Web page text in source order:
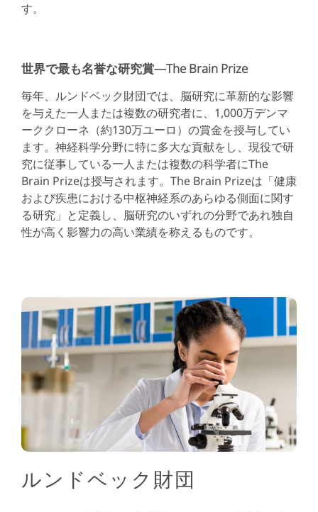
す。
世界で最も名誉な研究賞―The Brain Prize
毎年、ルンドベック財団では、脳研究に革新的な影響
を与えた一人または複数の研究者に、1,000万デンマ
ーククローネ（約130万ユーロ）の賞金を授与してい
ます。神経科学分野に特に多大な貢献をし、現役で研
究に従事している一人または複数の科学者にThe
Brain Prizeは授与されます。The Brain Prizeは「健康
および疾患における中枢神経系のあらゆる側面に関す
る研究」と定義し、脳研究のいずれの分野であれ独自
性が高く影響力の高い業績を称えるものです。
ルンドベック財団